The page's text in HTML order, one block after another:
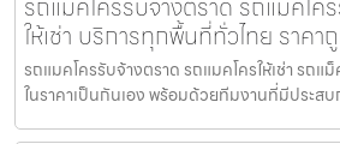
ให้เช่า บริการทุกพื้นที่ทั่วไทย ราคา
รถแมคโครรับจ้างตราด รถแมคโครให้เช่า รถแ
ในราคาเป็นกันเอง พร้อมด้วยทีมงานที่มีประส